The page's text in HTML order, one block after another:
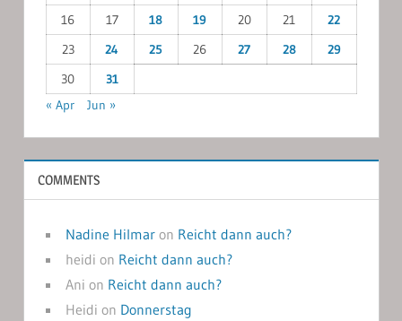
16
17 18 19 20 21
22
23
24 25 26 27 28
29
30
31
« Apr
Jun »
COMMENTS
Nadine Hilmaron Reicht dann auch?
heidi on Reicht dann auch?
Ani on Reicht dann auch?
Heidi on Donnerstag